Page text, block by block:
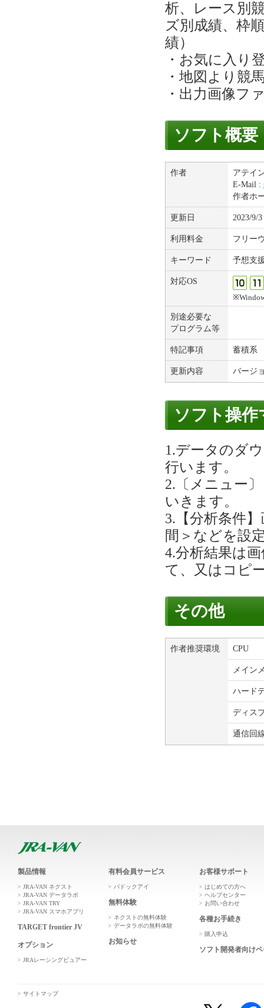
析、レース別
ズ別成績、枠
績）
・お気に入り
・地図より競
・出力画像フ
ソフト概要
作者
アテイ
E-Mail :
作者ホ
更新日 2023/9/3
利用料金 フリー
キーワード 予想支
対応OS
別途必要な
プログラム等
特記事項 蓄積系
更新内容 バージ
ソフト操
1.データのダ
行います。
2.〔メニュー
いきます。
3.【分析条件
間＞などを設
4.分析結果は
て、又はコピ
その他
作者推奨環境 CPU
メイン
ハード
ディス
通信回
製品情報
JRA-VAN ネクスト
JRA-VAN データラボ
JRA-VAN TRY
JRA-VAN スマホアプリ
TARGET frontier JV
オプション
JRAレーシングビュアー
有料会員サービス
パドックアイ
無料体験
ネクストの無料体験
データラボの無料体験
お知らせ
お客様サポート
はじめての方へ
ヘルプセンター
お問い合わせ
各種お手続き
購入申込
ソフト開発者向け
サイトマップ